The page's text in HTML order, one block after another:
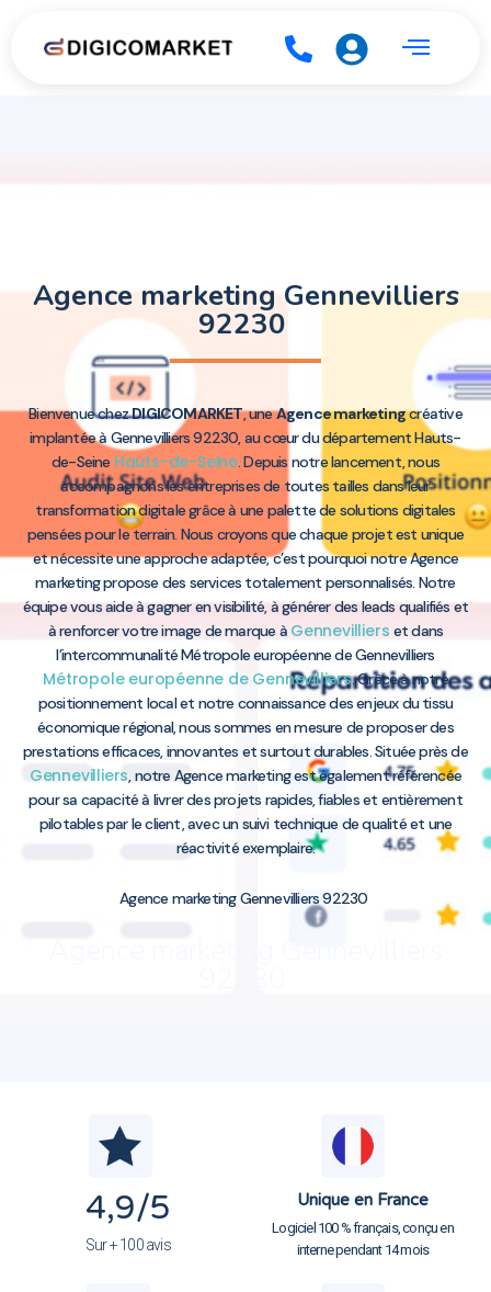
Agence marketing Gennevilliers
92230
Bienvenue chezDIGICOMARKET, uneAgence marketingcréative
implantée à Gennevilliers 92230, au cœur du département Hauts-
de-Seine Hauts-de-Seine . Depuis notre lancement, nous
accompagnons les entreprises de toutes tailles dans leur
transformation digitale grâce à une palette de solutions digitales
pensées pour le terrain. Nous croyons que chaque projet est unique
et nécessite une approche adaptée, c’est pourquoi notre Agence
marketing propose des services totalement personnalisés. Notre
équipe vous aide à gagner en visibilité, à générer des leads qualifiés et
à renforcer votre image de marque à Gennevilliers et dans
l’intercommunalité Métropole européenne de Gennevilliers
Métropole européenne de Gennevilliers. Grâce à notre
positionnement local et notre connaissance des enjeux du tissu
économique régional, nous sommes en mesure de proposer des
prestations efficaces, innovantes et surtout durables. Située près de
Gennevilliers , notre Agence marketing est également référencée
pour sa capacité à livrer des projets rapides, fiables et entièrement
pilotables par le client, avec un suivi technique de qualité et une
réactivité exemplaire.
Agence marketing Gennevilliers 92230
4,9/5
Sur + 100 avis
Unique en France
Logiciel 100 % français, conçu en
interne pendant 14 mois